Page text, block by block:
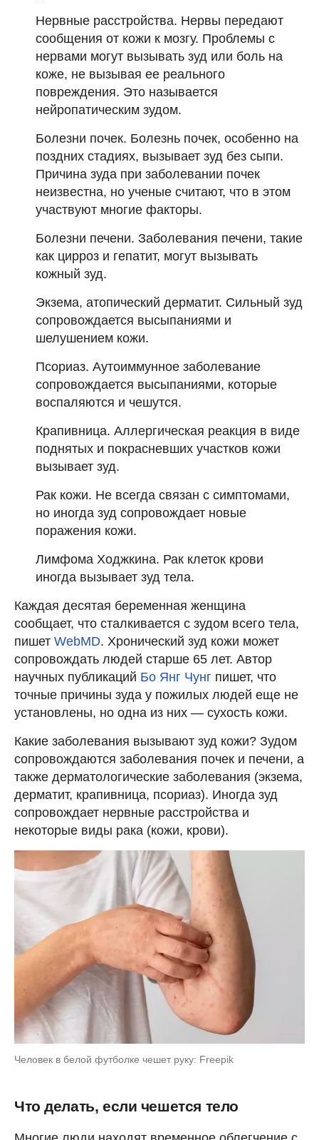
Нервные расстройства. Нервы передают
сообщения от кожи к мозгу. Проблемы с
нервами могут вызывать зуд или боль на
коже, не вызывая ее реального
повреждения. Это называется
нейропатическим зудом.
Болезни почек. Болезнь почек, особенно на
поздних стадиях, вызывает зуд без сыпи.
Причина зуда при заболевании почек
неизвестна, но ученые считают, что в этом
участвуют многие факторы.
Болезни печени. Заболевания печени, такие
как цирроз и гепатит, могут вызывать
кожный зуд.
Экзема, атопический дерматит. Сильный зуд
сопровождается высыпаниями и
шелушением кожи.
Псориаз. Аутоиммунное заболевание
сопровождается высыпаниями, которые
воспаляются и чешутся.
Крапивница. Аллергическая реакция в виде
поднятых и покрасневших участков кожи
вызывает зуд.
Рак кожи. Не всегда связан с симптомами,
но иногда зуд сопровождает новые
поражения кожи.
Лимфома Ходжкина. Рак клеток крови
иногда вызывает зуд тела.
Каждая десятая беременная женщина
сообщает, что сталкивается с зудом всего тела,
пишет WebMD. Хронический зуд кожи может
сопровождать людей старше 65 лет. Автор
научных публикаций Бо Янг Чунг пишет, что
точные причины зуда у пожилых людей еще не
установлены, но одна из них — сухость кожи.
Какие заболевания вызывают зуд кожи? Зудом
сопровождаются заболевания почек и печени, а
также дерматологические заболевания (экзема,
дерматит, крапивница, псориаз). Иногда зуд
сопровождает нервные расстройства и
некоторые виды рака (кожи, крови).
Человек в белой футболке чешет руку: Freepik
Что делать, если чешется тело